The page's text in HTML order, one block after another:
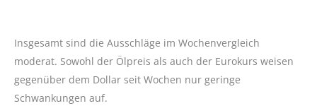
Insgesamt sind die Ausschläge im Wochenvergleich
moderat. Sowohl der Ölpreis als auch der Eurokurs weisen
gegenüber dem Dollar seit Wochen nur geringe
Schwankungen auf.